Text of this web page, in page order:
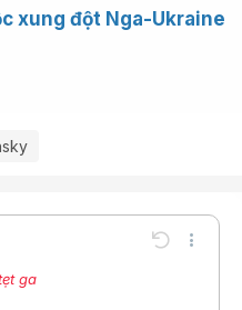
xung đột Nga-Ukraine
ảnh
tùy chọn… Undo Thêm
sách có thứ tự
Căn trái format
Gạch ngang
horizontal line
Spoiler
ga